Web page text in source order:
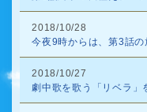
2018/10/28
今夜9時からは、第3話の
2018/10/27
劇中歌を歌う「リベラ」